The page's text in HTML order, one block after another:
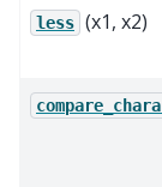
less (x1, x2)